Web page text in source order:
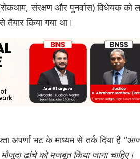
संरक्षण और पुनर्वास) विधेयक को
किया गया था।
अपर्णा भट के माध्यम से तर्क दिया है
ढांचे को मजबूत किया जाना चाहिए।